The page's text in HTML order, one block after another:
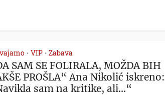
• VIP • Zabava
SAM SE FOLIRALA, MOŽDA BIH
PROŠLA“ Ana Nikolić iskreno:
sam na kritike, ali…“